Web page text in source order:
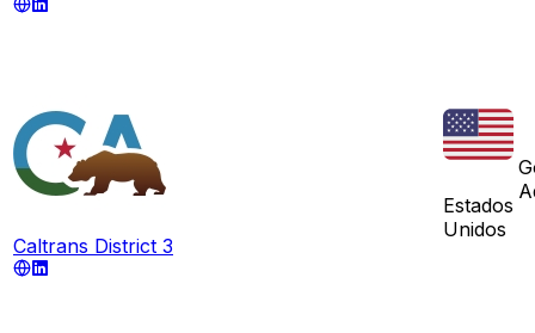
Caltrans District 3
Estados
Unidos